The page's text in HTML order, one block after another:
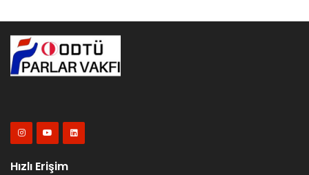
Hızlı Erişim